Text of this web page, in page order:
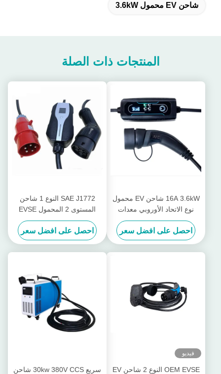
شاحن EV محمول 3.6kW
المنتجات ذات الصلة
16A 3.6kW شاحن EV محمول
نوع الاتحاد الأوروبي معدات
شحن السيارة الكهربائية
احصل على افضل سعر
SAE J1772 النوع 1 شاحن
المستوى 2 المحمول EVSE
قابل للتبديل مع قابس CEE
احصل على افضل سعر
فيديو
OEM EVSE النوع 2 شاحن EV
سريع 30kw 380V CCS شاحن